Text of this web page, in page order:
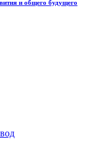
и общего будущего